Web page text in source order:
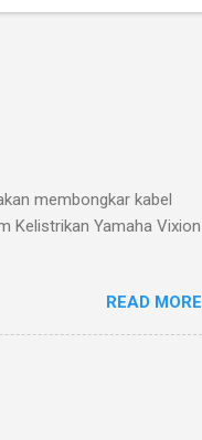
membongkar kabel
Kelistrikan Yamaha Vixion
READ MORE